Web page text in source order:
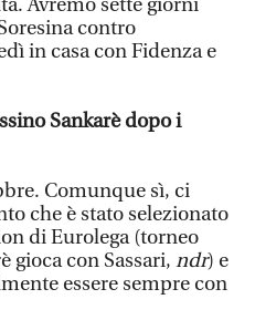
Avremo sette giorni
contro
in casa con Fidenza e
Sankarè dopo i
Comunque sì, ci
che è stato selezionato
di Eurolega (torneo
gioca con Sassari, ndr) e
essere sempre con